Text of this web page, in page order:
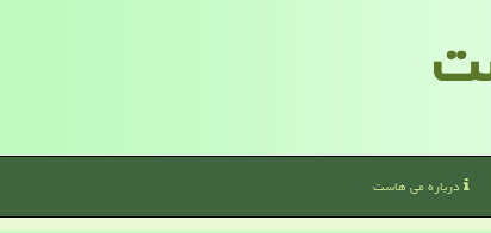
درباره می هاست